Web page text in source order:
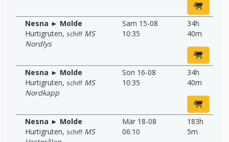
Nesna ► Molde
Hurtigruten, schiff MS
Nordlys
Sam 15-08
10:35
34h
40m
Nesna ► Molde
Hurtigruten, schiff MS
Nordkapp
Son 16-08
10:35
34h
40m
Nesna ► Molde
Hurtigruten, schiff MS
Mär 18-08
06:10
183h
5m